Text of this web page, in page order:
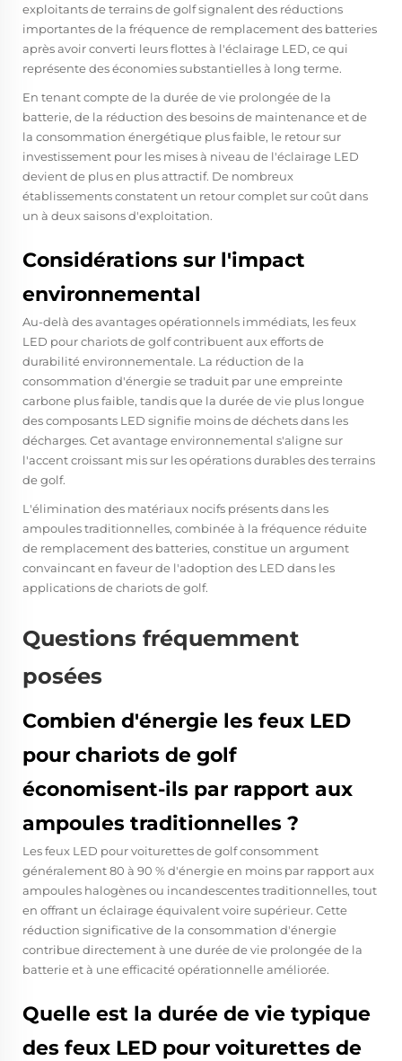
exploitants de terrains de golf signalent des réductions
importantes de la fréquence de remplacement des batteries
après avoir converti leurs flottes à l'éclairage LED, ce qui
représente des économies substantielles à long terme.
En tenant compte de la durée de vie prolongée de la
batterie, de la réduction des besoins de maintenance et de
la consommation énergétique plus faible, le retour sur
investissement pour les mises à niveau de l'éclairage LED
devient de plus en plus attractif. De nombreux
établissements constatent un retour complet sur coût dans
un à deux saisons d'exploitation.
Considérations sur l'impact
environnemental
Au-delà des avantages opérationnels immédiats, les feux
LED pour chariots de golf contribuent aux efforts de
durabilité environnementale. La réduction de la
consommation d'énergie se traduit par une empreinte
carbone plus faible, tandis que la durée de vie plus longue
des composants LED signifie moins de déchets dans les
décharges. Cet avantage environnemental s'aligne sur
l'accent croissant mis sur les opérations durables des terrains
de golf.
L'élimination des matériaux nocifs présents dans les
ampoules traditionnelles, combinée à la fréquence réduite
de remplacement des batteries, constitue un argument
convaincant en faveur de l'adoption des LED dans les
applications de chariots de golf.
Questions fréquemment
posées
Combien d'énergie les feux LED
pour chariots de golf
économisent-ils par rapport aux
ampoules traditionnelles ?
Les feux LED pour voiturettes de golf consomment
généralement 80 à 90 % d'énergie en moins par rapport aux
ampoules halogènes ou incandescentes traditionnelles, tout
en offrant un éclairage équivalent voire supérieur. Cette
réduction significative de la consommation d'énergie
contribue directement à une durée de vie prolongée de la
batterie et à une efficacité opérationnelle améliorée.
Quelle est la durée de vie typique
des feux LED pour voiturettes de